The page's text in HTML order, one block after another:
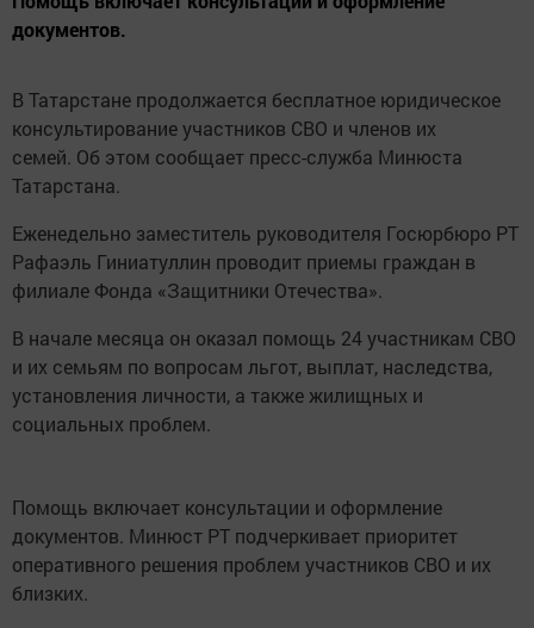
документов.
В Татарстане продолжается бесплатное юридическое
консультирование участников СВО и членов их
семей. Об этом сообщает пресс-служба Минюста
Татарстана.
Еженедельно заместитель руководителя Госюрбюро РТ
Рафаэль Гиниатуллин проводит приемы граждан в
филиале Фонда «Защитники Отечества».
В начале месяца он оказал помощь 24 участникам СВО
и их семьям по вопросам льгот, выплат, наследства,
установления личности, а также жилищных и
социальных проблем.
Помощь включает консультации и оформление
документов. Минюст РТ подчеркивает приоритет
оперативного решения проблем участников СВО и их
близких.